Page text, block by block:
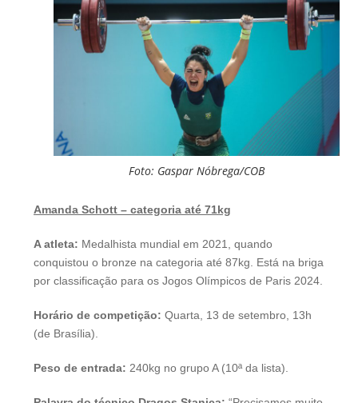
Foto: Gaspar Nóbrega/COB
Amanda Schott – categoria até 71kg
A atleta: Medalhista mundial em 2021, quando
conquistou o bronze na categoria até 87kg. Está na briga
por classificação para os Jogos Olímpicos de Paris 2024.
Horário de competição: Quarta, 13 de setembro, 13h
(de Brasília).
Peso de entrada: 240kg no grupo A (10ª da lista).